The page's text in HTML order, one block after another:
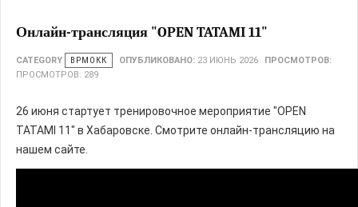
Онлайн-трансляция "OPEN TATAMI 11"
CATEGORY ВРМОКК ОПУБЛИКОВАНО: 23 ИЮНЬ 2026
ПРОСМОТРОВ:
ПРОСМОТРОВ: 289
26 июня стартует тренировочное мероприятие "OPEN
TATAMI 11" в Хабаровске. Смотрите онлайн-трансляцию на
нашем сайте.